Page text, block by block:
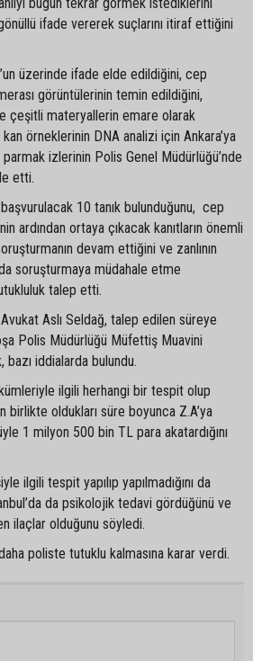
ifade vererek suçlarını itiraf ettiğini
üzerinde ifade elde edildiğini, cep
görüntülerinin temin edildiğini,
çeşitli materyallerin emare olarak
kan örneklerinin DNA analizi için Ankara’ya
izlerinin Polis Genel Müdürlüğü’nde
etti.
10 tanık bulunduğunu, cep
ardından ortaya çıkacak kanıtların önemli
devam ettiğini ve zanlının
soruşturmaya müdahale etme
talep etti.
Aslı Seldağ, talep edilen süreye
Polis Müdürlüğü Müfettiş Muavini
bazı iddialarda bulundu.
ilgili herhangi bir tespit olup
birlikte oldukları süre boyunca Z.A’ya
1 milyon 500 bin TL para akatardığını
ilgili tespit yapılıp yapılmadığını da
da psikolojik tedavi gördüğünü ve
ilaçlar olduğunu söyledi.
poliste tutuklu kalmasına karar verdi.